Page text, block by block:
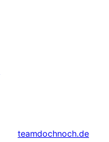
teamdochnoch.de